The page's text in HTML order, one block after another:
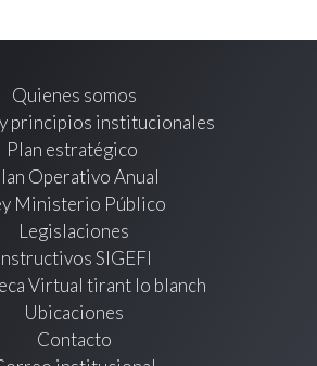
Quienes somos
principios institucionales
Plan estratégico
Operativo Anual
Ministerio Público
Legislaciones
SIGEFI
Virtual tirant lo blanch
Ubicaciones
Contacto